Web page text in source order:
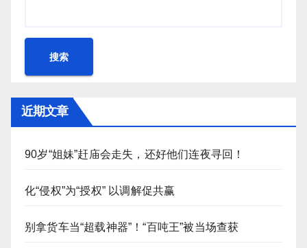
搜索
近期文章
90岁“姐妹”赶庙会走失，还好他们连夜寻回！
化“侵权”为“授权” 以调解促共赢
别拿货车当“超载神器”！“百吨王”被当场查获